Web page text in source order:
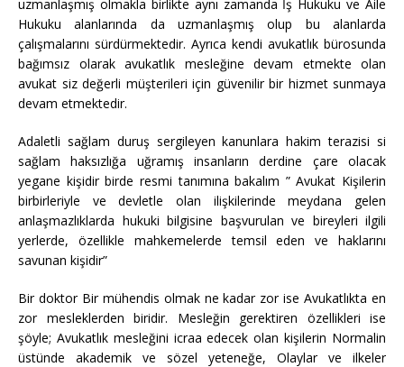
uzmanlaşmış olmakla birlikte aynı zamanda İş Hukuku ve Aile
Hukuku alanlarında da uzmanlaşmış olup bu alanlarda
çalışmalarını sürdürmektedir. Ayrıca kendi avukatlık bürosunda
bağımsız olarak avukatlık mesleğine devam etmekte olan
avukat siz değerli müşterileri için güvenilir bir hizmet sunmaya
devam etmektedir.
Adaletli sağlam duruş sergileyen kanunlara hakim terazisi si
sağlam haksızlığa uğramış insanların derdine çare olacak
yegane kişidir birde resmi tanımına bakalım ” Avukat Kişilerin
birbirleriyle ve devletle olan ilişkilerinde meydana gelen
anlaşmazlıklarda hukuki bilgisine başvurulan ve bireyleri ilgili
yerlerde, özellikle mahkemelerde temsil eden ve haklarını
savunan kişidir”
Bir doktor Bir mühendis olmak ne kadar zor ise Avukatlıkta en
zor mesleklerden biridir. Mesleğin gerektiren özellikleri ise
şöyle; Avukatlık mesleğini icraa edecek olan kişilerin Normalin
üstünde akademik ve sözel yeteneğe, Olaylar ve ilkeler